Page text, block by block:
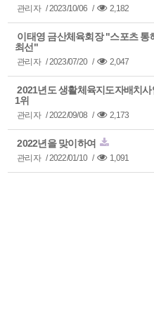
관리자 /2023/10/06 / 2,182
이태영 금산체육회장 "스포츠 통
최선"
관리자 /2023/07/20 / 2,047
2021년도 생활체육지도자배치
1위
관리자 /2022/09/08 / 2,173
2022년을 맞이하여
관리자 /2022/01/10 / 1,091